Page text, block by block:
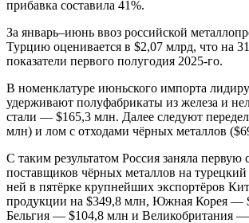
прибавка составила 41%.
За январь–июнь ввоз российской
Турцию оценивается в $2,07 млрд, что на
показатели первого полугодия 2025-го.
В номенклатуре июньского импорта
удерживают полуфабрикаты из железа и
стали — $165,3 млн. Далее следуют
млн) и лом с отходами чёрных металлов
С таким результатом Россия заняла первую
поставщиков чёрных металлов на
ней в пятёрке крупнейших экспортёров
продукции на $349,8 млн, Южная Корея —
Бельгия — $104,8 млн и Великобритания